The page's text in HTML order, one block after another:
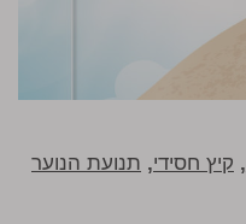
, קיץ חסידי, תנועת הנוער